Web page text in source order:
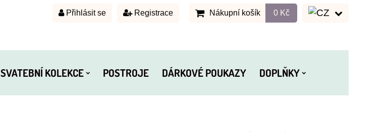
Přihlásit se Registrace Nákupní košík 0 Kč
SVATEBNÍ KOLEKCE POSTROJE DÁRKOVÉ POUKAZY DOPLŇKY